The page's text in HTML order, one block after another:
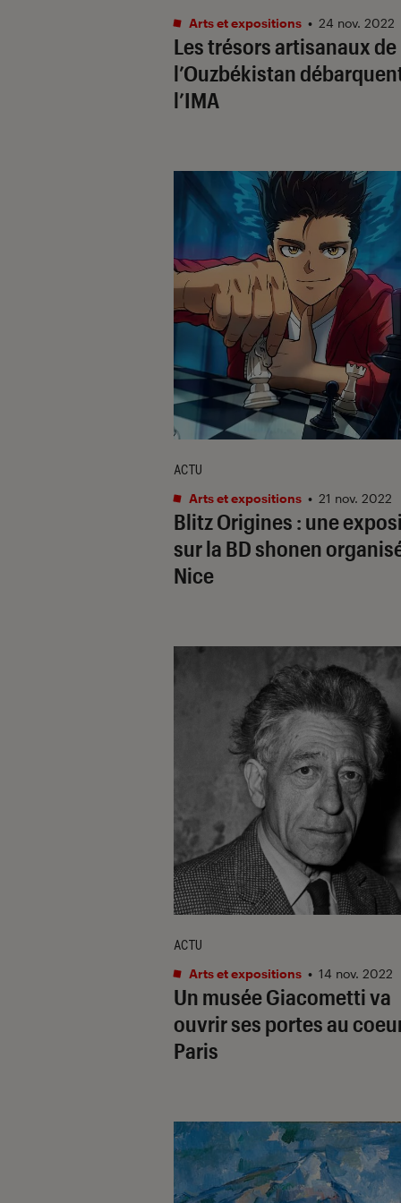
Les trésors artisanaux de
l’Ouzbékistan
l’IMA
Arts et expositions • 24 nov. 2022
Blitz Origines : une
sur la BD shonen
Nice
ACTU
Arts et expositions • 21 nov. 2022
Un musée Giacometti va
ouvrir ses portes au
Paris
ACTU
Arts et expositions • 14 nov. 2022